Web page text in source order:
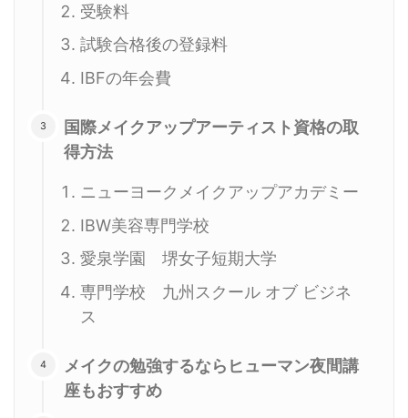
受験料
試験合格後の登録料
IBFの年会費
国際メイクアップアーティスト資格の取
得方法
ニューヨークメイクアップアカデミー
IBW美容専門学校
愛泉学園 堺女子短期大学
専門学校 九州スクール オブ ビジネ
ス
メイクの勉強するならヒューマン夜間講
座もおすすめ